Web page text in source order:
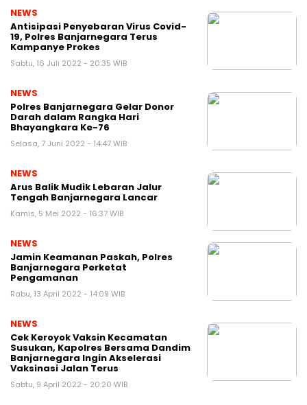
NEWS
Antisipasi Penyebaran Virus Covid-
19, Polres Banjarnegara Terus
Kampanye Prokes
Sabtu, 16 Juli 2022 - 20:35 WIB
NEWS
Polres Banjarnegara Gelar Donor
Darah dalam Rangka Hari
Bhayangkara Ke-76
Selasa, 7 Juni 2022 - 14:47 WIB
NEWS
Arus Balik Mudik Lebaran Jalur
Tengah Banjarnegara Lancar
Kamis, 5 Mei 2022 - 16:37 WIB
NEWS
Jamin Keamanan Paskah, Polres
Banjarnegara Perketat
Pengamanan
Rabu, 13 April 2022 - 14:09 WIB
NEWS
Cek Keroyok Vaksin Kecamatan
Susukan, Kapolres Bersama Dandim
Banjarnegara Ingin Akselerasi
Vaksinasi Jalan Terus
Sabtu, 9 April 2022 - 20:20 WIB